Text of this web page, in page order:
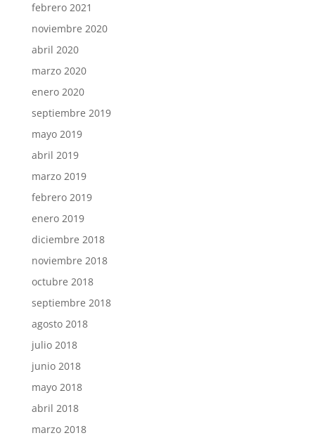
febrero 2021
noviembre 2020
abril 2020
marzo 2020
enero 2020
septiembre 2019
mayo 2019
abril 2019
marzo 2019
febrero 2019
enero 2019
diciembre 2018
noviembre 2018
octubre 2018
septiembre 2018
agosto 2018
julio 2018
junio 2018
mayo 2018
abril 2018
marzo 2018